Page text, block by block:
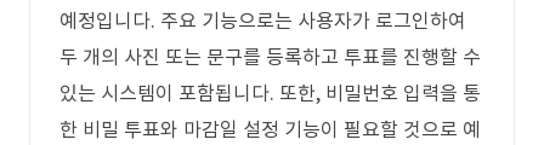
예정입니다. 주요 기능으로는 사용자가 로그인하여
두 개의 사진 또는 문구를 등록하고 투표를 진행할 수
있는 시스템이 포함됩니다. 또한, 비밀번호 입력을 통
한 비밀 투표와 마감일 설정 기능이 필요할 것으로 예